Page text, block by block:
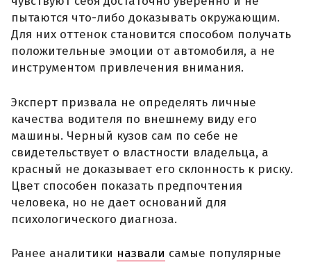
пытаются что-либо доказывать окружающим.
Для них оттенок становится способом получать
положительные эмоции от автомобиля, а не
инструментом привлечения внимания.
Эксперт призвала не определять личные
качества водителя по внешнему виду его
машины. Черный кузов сам по себе не
свидетельствует о властности владельца, а
красный не доказывает его склонность к риску.
Цвет способен показать предпочтения
человека, но не дает оснований для
психологического диагноза.
Ранее аналитики назвали самые популярные